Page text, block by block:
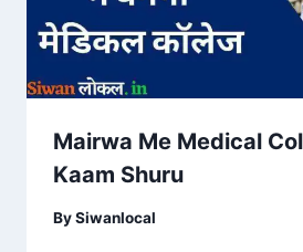
Mairwa Me Medical
Kaam Shuru
BySiwanlocal